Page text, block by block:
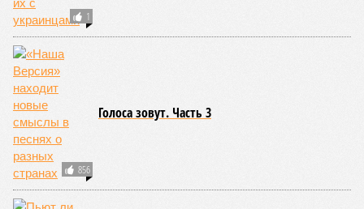
1
856
Голоса зовут. Часть 3